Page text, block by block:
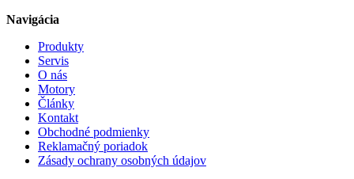
Navigácia
Produkty
Servis
O nás
Motory
Články
Kontakt
Obchodné podmienky
Reklamačný poriadok
Zásady ochrany osobných údajov